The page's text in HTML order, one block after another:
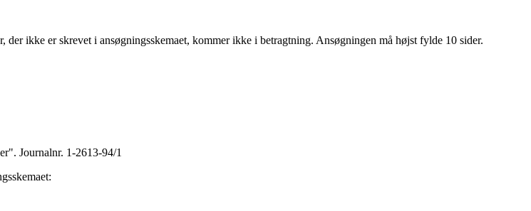
ikke er skrevet i ansøgningsskemaet, kommer ikke i betragtning. Ansøgningen må højst fylde 10 sider.
Journalnr. 1-2613-94/1